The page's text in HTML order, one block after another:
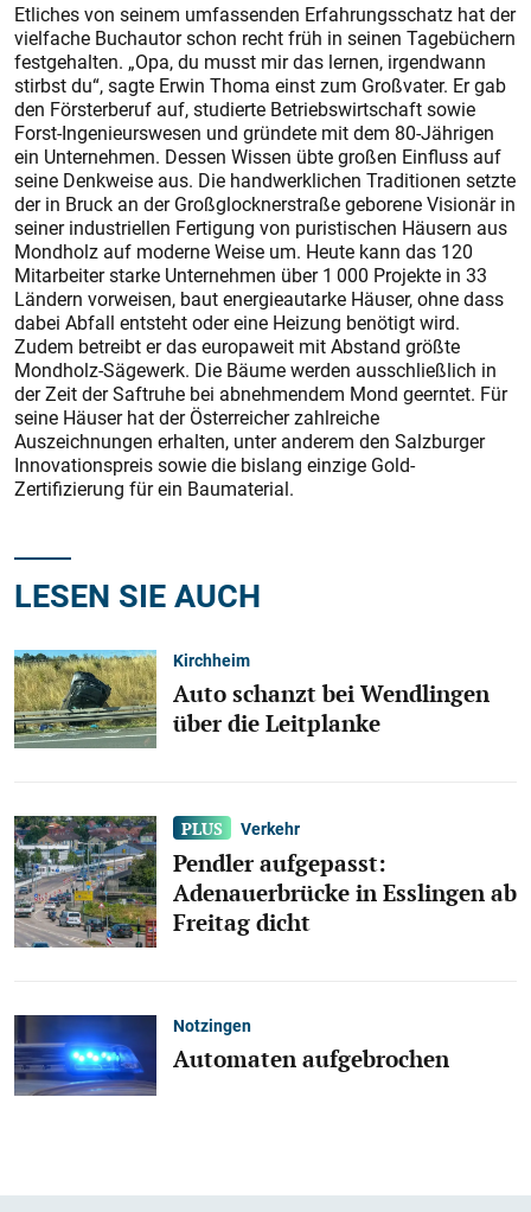
Etliches von seinem umfassenden Erfahrungsschatz hat der
vielfache Buchautor schon recht früh in seinen Tagebüchern
festgehalten. „Opa, du musst mir das lernen, irgendwann
stirbst du“, sagte Erwin Thoma einst zum Großvater. Er gab
den Försterberuf auf, studierte Betriebswirtschaft sowie
Forst-Ingenieurswesen und gründete mit dem 80-Jährigen
ein Unternehmen. Dessen Wissen übte großen Einfluss auf
seine Denkweise aus. Die handwerklichen Traditionen setzte
der in Bruck an der Großglocknerstraße geborene Visionär in
seiner industriellen Fertigung von puristischen Häusern aus
Mondholz auf moderne Weise um. Heute kann das 120
Mitarbeiter starke Unternehmen über 1 000 Projekte in 33
Ländern vorweisen, baut energieautarke Häuser, ohne dass
dabei Abfall entsteht oder eine Heizung benötigt wird.
Zudem betreibt er das europaweit mit Abstand größte
Mondholz-Sägewerk. Die Bäume werden ausschließlich in
der Zeit der Saftruhe bei abnehmendem Mond geerntet. Für
seine Häuser hat der Österreicher zahlreiche
Auszeichnungen erhalten, unter anderem den Salzburger
Innovationspreis sowie die bislang einzige Gold-
Zertifizierung für ein Baumaterial.
LESEN SIE AUCH
Kirchheim
Auto schanzt bei Wendlingen
über die Leitplanke
Verkehr
Pendler aufgepasst:
Adenauerbrücke in Esslingen ab
Freitag dicht
Notzingen
Automaten aufgebrochen